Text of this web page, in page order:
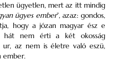
ügyetlen, mert az itt mindig
ügyes ember”, azaz: gondos,
hogy a józan magyar ész e
nem érti a két okosság
az nem is életre való eszü,
ember.